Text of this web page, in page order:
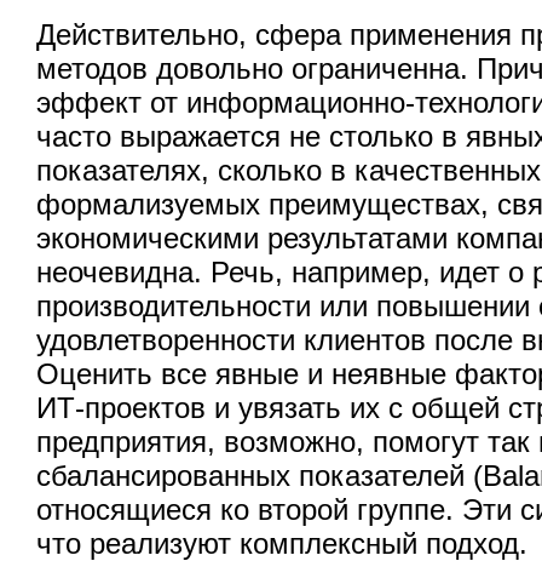
Действительно, сфера применения
методов довольно ограниченна.
эффект от информационно-
часто выражается не столько в
показателях, сколько в
формализуемых преимуществах,
экономическими результатами
неочевидна. Речь, например, идет о
производительности или повышении
удовлетворенности клиентов после
Оценить все явные и неявные
ИТ-проектов и увязать их с общей
предприятия, возможно, помогут
сбалансированных показателей
относящиеся ко второй группе. Эти
что реализуют комплексный подход.